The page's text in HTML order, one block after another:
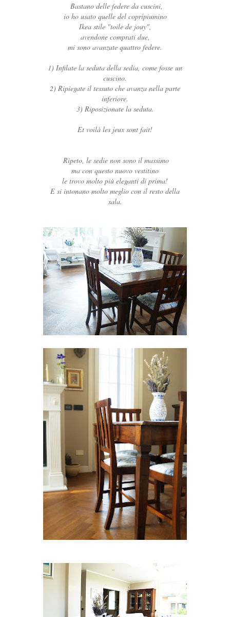
Bastano delle federe da cuscini,
io ho usato quelle del copripiumino
Ikea stile "toile de jouy",
avendone comprati due,
mi sono avanzate quattro federe.
1) Infilate la seduta della sedia, come fosse un
cuscino.
2) Ripiegate il tessuto che avanza nella parte
inferiore.
3) Riposizionate la seduta.
Et voilà les jeux sont fait!
Ripeto, le sedie non sono il massimo
ma con questo nuovo vestitino
le trovo molto più eleganti di prima!
E si intonano molto meglio con il resto della
sala.